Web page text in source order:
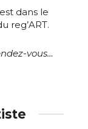
dans le
reg’ART.
vous…